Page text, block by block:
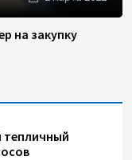
на закупку
тепличный